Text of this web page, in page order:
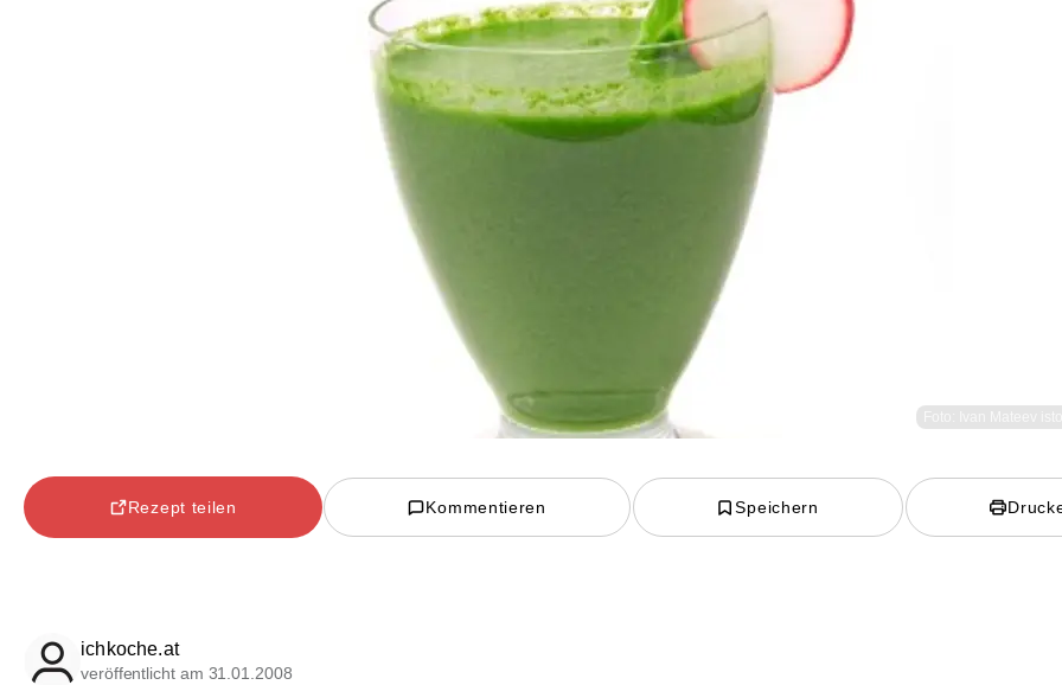
Rezept teilen Kommentieren Speichern
ichkoche.at
veröffentlicht am 31.01.2008